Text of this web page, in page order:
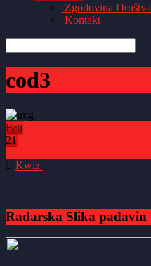
Zgodovina Društva
Kontakt
cod3
Feb
21
Kwiz
Radarska Slika padavin